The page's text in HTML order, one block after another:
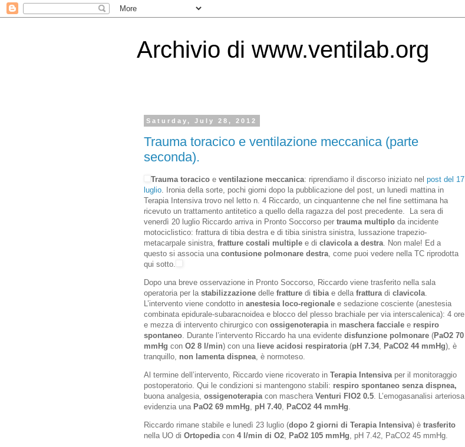
Archivio di www.ventilab.org
Saturday, July 28, 2012
Trauma toracico e ventilazione meccanica (parte
seconda).
Trauma toracico e ventilazione meccanica: riprendiamo il discorso iniziato nel post del 17
luglio . Ironia della sorte, pochi giorni dopo la pubblicazione del post, un lunedì mattina in
Terapia Intensiva trovo nel letto n. 4 Riccardo, un cinquantenne che nel fine settimana ha
ricevuto un trattamento antitetico a quello della ragazza del post precedente. La sera di
venerdì 20 luglio Riccardo arriva in Pronto Soccorso per trauma multiplo da incidente
motociclistico: frattura di tibia destra e di tibia sinistra sinistra, lussazione trapezio-
metacarpale sinistra, fratture costali multiple e di clavicola a destra . Non male! Ed a
questo si associa una contusione polmonare destra , come puoi vedere nella TC riprodotta
qui sotto.
Dopo una breve osservazione in Pronto Soccorso, Riccardo viene trasferito nella sala
operatoria per la stabilizzazione delle fratture di tibia e della frattura di clavicola
L’intervento viene condotto in anestesia loco-regionale e sedazione cosciente (anestesia
combinata epidurale-subaracnoidea e blocco del plesso brachiale per via interscalenica): 4 ore
e mezza di intervento chirurgico con ossigenoterapia in maschera facciale e respiro
spontaneo . Durante l’intervento Riccardo ha una evidente disfunzione polmonare (PaO2 70
mmHg con O2 8 l/min) con una lieve acidosi respiratoria (pH 7.34, PaCO2 44 mmHg), è
tranquillo, non lamenta dispnea , è normoteso.
Al termine dell’intervento, Riccardo viene ricoverato in Terapia Intensivaper il monitoraggio
postoperatorio. Qui le condizioni si mantengono stabili: respiro spontaneo senza dispnea,
buona analgesia, ossigenoterapiacon maschera Venturi FIO2 0.5. L’emogasanalisi arteriosa
evidenzia una PaO2 69 mmHg, pH 7.40, PaCO2 44 mmHg.
Riccardo rimane stabile e lunedì 23 luglio (dopo 2 giorni di Terapia Intensiva) è trasferito
nella UO di Ortopediacon 4 l/min di O2, PaO2 105 mmHg, pH 7.42, PaCO2 45 mmHg.